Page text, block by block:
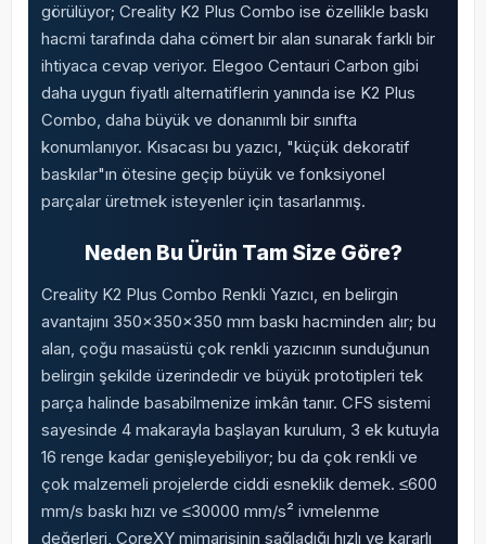
görülüyor; Creality K2 Plus Combo ise özellikle baskı
hacmi tarafında daha cömert bir alan sunarak farklı bir
ihtiyaca cevap veriyor. Elegoo Centauri Carbon gibi
daha uygun fiyatlı alternatiflerin yanında ise K2 Plus
Combo, daha büyük ve donanımlı bir sınıfta
konumlanıyor. Kısacası bu yazıcı, "küçük dekoratif
baskılar"ın ötesine geçip büyük ve fonksiyonel
parçalar üretmek isteyenler için tasarlanmış.
Neden Bu Ürün Tam Size Göre?
Creality K2 Plus Combo Renkli Yazıcı, en belirgin
avantajını 350x350x350 mm baskı hacminden alır; bu
alan, çoğu masaüstü çok renkli yazıcının sunduğunun
belirgin şekilde üzerindedir ve büyük prototipleri tek
parça halinde basabilmenize imkân tanır. CFS sistemi
sayesinde 4 makarayla başlayan kurulum, 3 ek kutuyla
16 renge kadar genişleyebiliyor; bu da çok renkli ve
çok malzemeli projelerde ciddi esneklik demek. ≤600
mm/s baskı hızı ve ≤30000 mm/s² ivmelenme
değerleri, CoreXY mimarisinin sağladığı hızlı ve kararlı